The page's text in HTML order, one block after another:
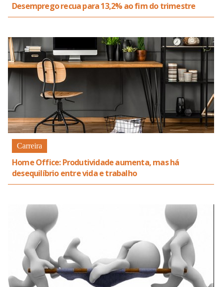
Desemprego recua para 13,2% ao fim do trimestre
Carreira
Home Office: Produtividade aumenta, mas há
desequilíbrio entre vida e trabalho